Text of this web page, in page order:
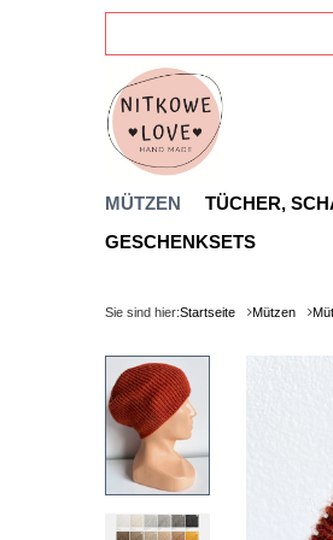
MÜTZEN TÜCHER,
GESCHENKSETS
Sie sind hier:Startseite Mützen